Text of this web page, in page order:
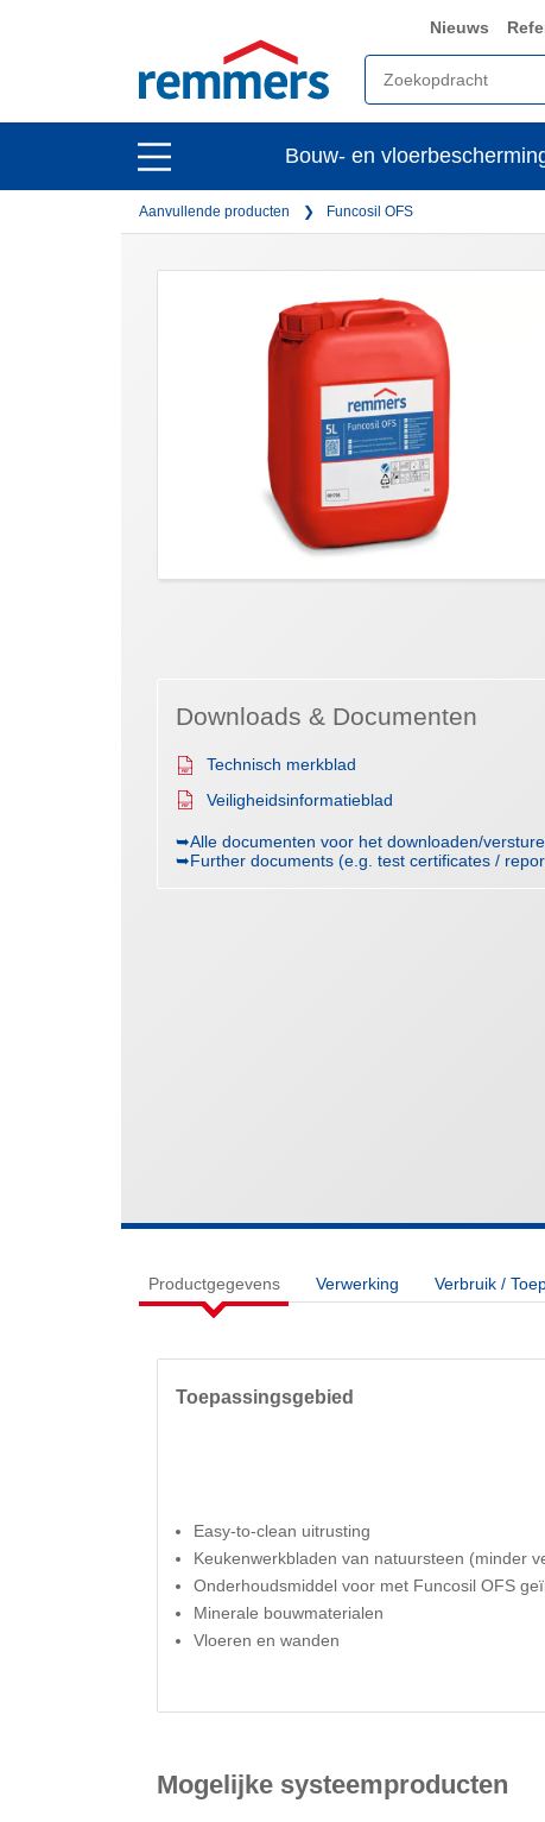
open
main
navigation
Nieuws
open
main
Bouw- en
Aanvullende producten Funcosil OFS
Downloads & Documenten
Technisch merkblad
Veiligheidsinformatieblad
➥Alle documenten voor het downloaden/
➥Further documents (e.g. test certificates /
Productgegevens Verwerking Verbruik /
Toepassingsgebied
Easy-to-clean uitrusting
Keukenwerkbladen van natuursteen (minder
Onderhoudsmiddel voor met Funcosil OFS
Minerale bouwmaterialen
Vloeren en wanden
Mogelijke systeemproducten